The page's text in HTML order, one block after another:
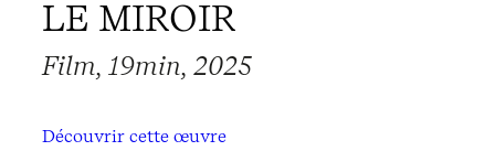
LE MIROIR
Film, 19min, 2025
Découvrir cette œuvre